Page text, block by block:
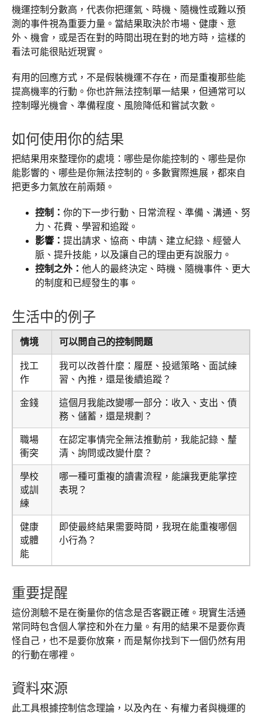
機運控制分數高，代表你把運氣、時機、隨機性或難以預
測的事件視為重要力量。當結果取決於市場、健康、意
外、機會，或是否在對的時間出現在對的地方時，這樣的
看法可能很貼近現實。
有用的回應方式，不是假裝機運不存在，而是重複那些能
提高機率的行動。你也許無法控制單一結果，但通常可以
控制曝光機會、準備程度、風險降低和嘗試次數。
如何使用你的結果
把結果用來整理你的處境：哪些是你能控制的、哪些是你
能影響的、哪些是你無法控制的。多數實際進展，都來自
把更多力氣放在前兩類。
控制： 你的下一步行動、日常流程、準備、溝通、努
力、花費、學習和追蹤。
影響： 提出請求、協商、申請、建立紀錄、經營人
脈、提升技能，以及讓自己的理由更有說服力。
控制之外： 他人的最終決定、時機、隨機事件、更大
的制度和已經發生的事。
生活中的例子
情境 可以問自己的控制問題
找工
作
我可以改善什麼：履歷、投遞策略、面試練
習、內推，還是後續追蹤？
金錢
這個月我能改變哪一部分：收入、支出、債
務、儲蓄，還是規劃？
職場
衝突
在認定事情完全無法推動前，我能記錄、釐
清、詢問或改變什麼？
學校
或訓
練
哪一種可重複的讀書流程，能讓我更能掌控
表現？
健康
或體
能
即使最終結果需要時間，我現在能重複哪個
小行為？
重要提醒
這份測驗不是在衡量你的信念是否客觀正確。現實生活通
常同時包含個人掌控和外在力量。有用的結果不是要你責
怪自己，也不是要你放棄，而是幫你找到下一個仍然有用
的行動在哪裡。
資料來源
此工具根據控制信念理論，以及內在、有權力者與機運的